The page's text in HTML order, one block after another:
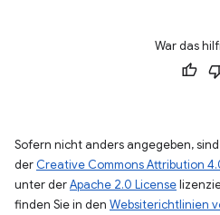
War das
Sofern nicht anders angegeben,
der Creative Commons Attribution
unter derApache 2.0 License
finden Sie in den Websiterichtlinien